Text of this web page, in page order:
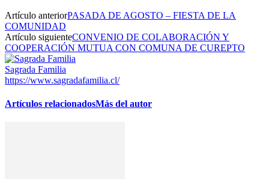
Artículo anteriorPASADA DE AGOSTO – FIESTA DE LA
COMUNIDAD
Artículo siguienteCONVENIO DE COLABORACIÓN Y
COOPERACIÓN MUTUA CON COMUNA DE CUREPTO
Sagrada Familia
https://www.sagradafamilia.cl/
Artículos relacionadosMás del autor